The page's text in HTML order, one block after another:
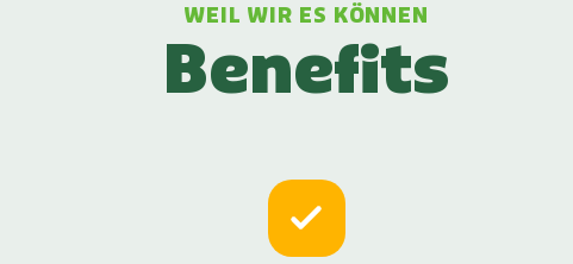
WEIL WIR ES KÖNNEN
Benefits